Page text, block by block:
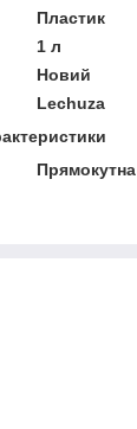
Пластик
1 л
Новий
Lechuza
Прямокутна